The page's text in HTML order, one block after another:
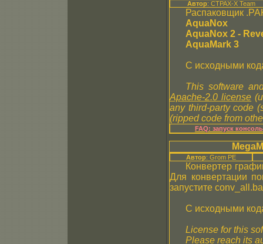
Автор: CTPAX-X Team
Распаковщик
AquaNox
AquaNox 2 -
AquaMark 3
С исходными
This software
Apache-2.0 license
any third-party code
(ripped code from
FAQ: запуск
Автор: Grom PE
Конвертер
Для конвертации
запустите
С исходными
License for this
Please reach its